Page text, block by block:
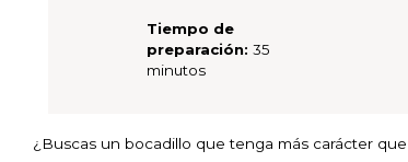
Tiempo de
preparación: 35
minutos
¿Buscas un bocadillo que tenga más carácter